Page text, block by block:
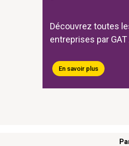
Découvrez toutes
entreprises par GAT
En savoir plus